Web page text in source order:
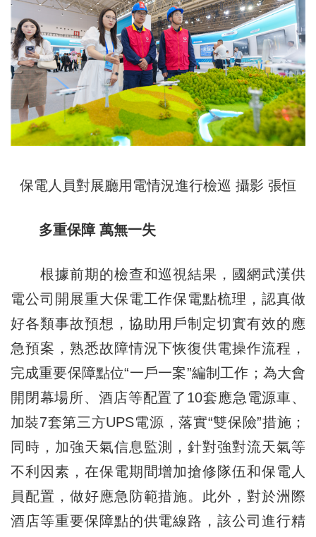
保電人員對展廳用電情況進行檢巡 攝影 張恒
多重保障 萬無一失
根據前期的檢查和巡視結果，國網武漢供
電公司開展重大保電工作保電點梳理，認真做
好各類事故預想，協助用戶制定切實有效的應
急預案，熟悉故障情況下恢復供電操作流程，
完成重要保障點位“一戶一案”編制工作；為大會
開閉幕場所、酒店等配置了10套應急電源車、
加裝7套第三方UPS電源，落實“雙保險”措施；
同時，加強天氣信息監測，針對強對流天氣等
不利因素，在保電期間增加搶修隊伍和保電人
員配置，做好應急防範措施。此外，對於洲際
酒店等重要保障點的供電線路，該公司進行精